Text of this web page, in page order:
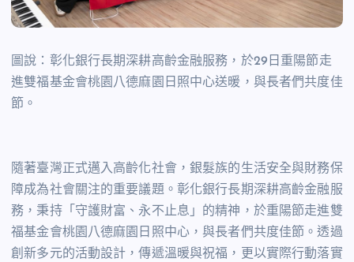
圖說：彰化銀行長期深耕高齡金融服務，於29 日重陽節走
進雙福基金會桃園八德麻園日照中心送暖，與長者們共度佳
節。
隨著臺灣正式邁入高齡化社會，銀髮族的生活安全與財務保
障成為社會關注的重要議題。彰化銀行長期深耕高齡金融服
務，秉持「守護財富、永不止息」的精神，於重陽節走進雙
福基金會桃園八德麻園日照中心，與長者們共度佳節。透過
創新多元的活動設計，傳遞溫暖與祝福，更以實際行動落實